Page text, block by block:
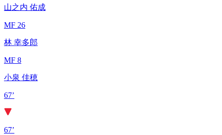
山之内 佑成
MF 26
林 幸多郎
MF 8
小泉 佳穂
67’
67’